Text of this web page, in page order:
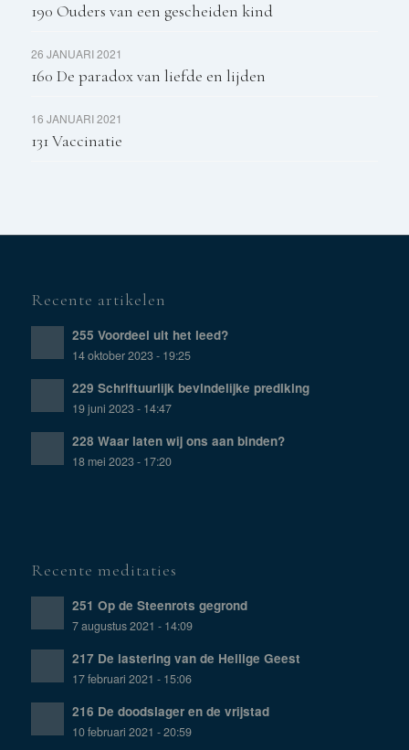
190 Ouders van een gescheiden kind
26 JANUARI 2021
160 De paradox van liefde en lijden
16 JANUARI 2021
131 Vaccinatie
Recente artikelen
255 Voordeel uit het leed?
14 oktober 2023 - 19:25
229 Schriftuurlijk bevindelijke prediking
19 juni 2023 - 14:47
228 Waar laten wij ons aan binden?
18 mei 2023 - 17:20
Recente meditaties
251 Op de Steenrots gegrond
7 augustus 2021 - 14:09
217 De lastering van de Heilige Geest
17 februari 2021 - 15:06
216 De doodslager en de vrijstad
10 februari 2021 - 20:59